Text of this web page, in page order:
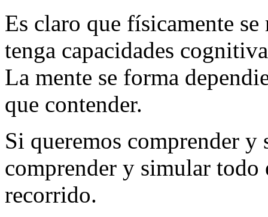
Es claro que físicamente
tenga capacidades
La mente se forma
que contender.
Si queremos comprender y
comprender y simular todo
recorrido.